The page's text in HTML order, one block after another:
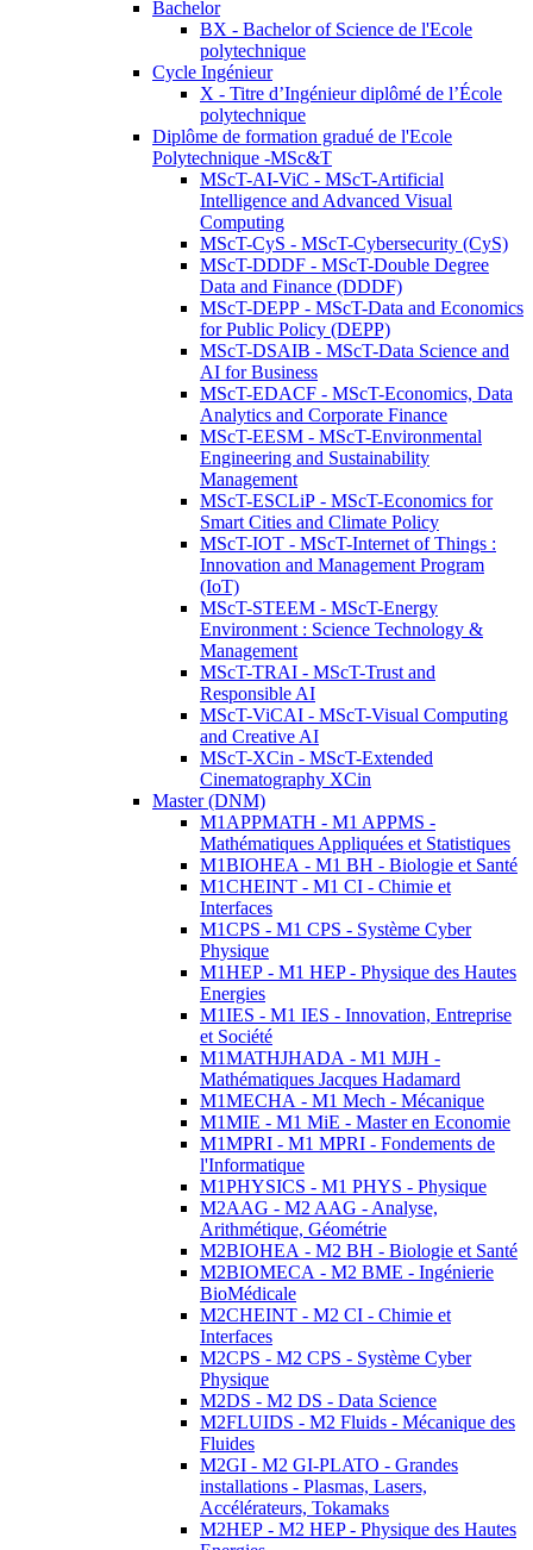
Bachelor
BX - Bachelor of Science de l'Ecole
polytechnique
Cycle Ingénieur
X - Titre d’Ingénieur diplômé de l’École
polytechnique
Diplôme de formation gradué de l'Ecole
Polytechnique -MSc&T
MScT-AI-ViC - MScT-Artificial
Intelligence and Advanced Visual
Computing
MScT-CyS - MScT-Cybersecurity (CyS)
MScT-DDDF - MScT-Double Degree
Data and Finance (DDDF)
MScT-DEPP - MScT-Data and Economics
for Public Policy (DEPP)
MScT-DSAIB - MScT-Data Science and
AI for Business
MScT-EDACF - MScT-Economics, Data
Analytics and Corporate Finance
MScT-EESM - MScT-Environmental
Engineering and Sustainability
Management
MScT-ESCLiP - MScT-Economics for
Smart Cities and Climate Policy
MScT-IOT - MScT-Internet of Things :
Innovation and Management Program
(IoT)
MScT-STEEM - MScT-Energy
Environment : Science Technology &
Management
MScT-TRAI - MScT-Trust and
Responsible AI
MScT-ViCAI - MScT-Visual Computing
and Creative AI
MScT-XCin - MScT-Extended
Cinematography XCin
Master (DNM)
M1APPMATH - M1 APPMS -
Mathématiques Appliquées et Statistiques
M1BIOHEA - M1 BH - Biologie et Santé
M1CHEINT - M1 CI - Chimie et
Interfaces
M1CPS - M1 CPS - Système Cyber
Physique
M1HEP - M1 HEP - Physique des Hautes
Energies
M1IES - M1 IES - Innovation, Entreprise
et Société
M1MATHJHADA - M1 MJH -
Mathématiques Jacques Hadamard
M1MECHA - M1 Mech - Mécanique
M1MIE - M1 MiE - Master en Economie
M1MPRI - M1 MPRI - Fondements de
l'Informatique
M1PHYSICS - M1 PHYS - Physique
M2AAG - M2 AAG - Analyse,
Arithmétique, Géométrie
M2BIOHEA - M2 BH - Biologie et Santé
M2BIOMECA - M2 BME - Ingénierie
BioMédicale
M2CHEINT - M2 CI - Chimie et
Interfaces
M2CPS - M2 CPS - Système Cyber
Physique
M2DS - M2 DS - Data Science
M2FLUIDS - M2 Fluids - Mécanique des
Fluides
M2GI - M2 GI-PLATO - Grandes
installations - Plasmas, Lasers,
Accélérateurs, Tokamaks
M2HEP - M2 HEP - Physique des Hautes